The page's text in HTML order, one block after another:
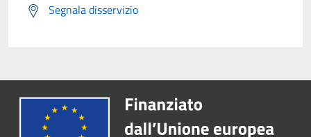
Segnala disservizio